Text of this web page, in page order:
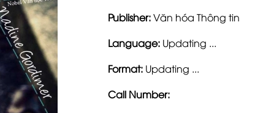
Publisher:Văn hóa Thông tin
Language:Updating ...
Format:Updating ...
Call Number: